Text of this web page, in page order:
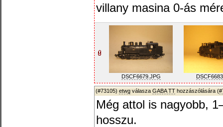
villany masina 0-ás
DSCF6679.JPG
(#73105) etwg válasza GABA TT hozzászólására (
Még attol is nagyobb,
hosszu.